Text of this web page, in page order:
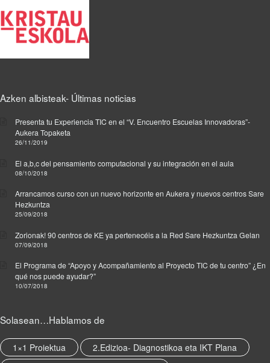
r
r
i
t
a
c
o
m
Azken albisteak- Últimas noticias
Presenta tu Experiencia TIC en el “V. Encuentro Escuelas Innovadoras”-
Aukera Topaketa
26/11/2019
El a,b,c del pensamiento computacional y su integración en el aula
08/10/2018
Arrancamos curso con un nuevo horizonte en Aukera y nuevos centros Sare
Hezkuntza
25/09/2018
Zorionak! 90 centros de KE ya pertenecéis a la Red Sare Hezkuntza Gelan
07/09/2018
El Programa de “Apoyo y Acompañamiento al Proyecto TIC de tu centro” ¿En
qué nos puede ayudar?”
10/07/2018
Solasean…Hablamos de
1×1 Proiektua
2.Edizioa- Diagnostikoa eta IKT Plana